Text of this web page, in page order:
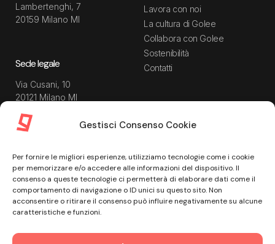
Gestisci Consenso Cookie
Per fornire le migliori esperienze, utilizziamo tecnologie come i cookie
per memorizzare e/o accedere alle informazioni del dispositivo. Il
consenso a queste tecnologie ci permetterà di elaborare dati come il
comportamento di navigazione o ID unici su questo sito. Non
acconsentire o ritirare il consenso può influire negativamente su alcune
caratteristiche e funzioni.
Lambertenghi, 7
20159 Milano MI
Sede legale
Via Cusani, 10
20121 Milano MI
Lavora con noi
La cultura di Golee
Collabora con Golee
Sostenibilità
Contatti
Guide
Modulistica
Webinar
Centro assistenza
Privacy Policy
Data Processing Agreement
Termini e condizioni di
servizio
Informativa Privacy Recruiting